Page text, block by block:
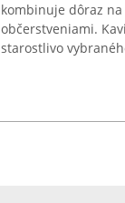
kombinuje dôraz
občerstveniami.
starostlivo